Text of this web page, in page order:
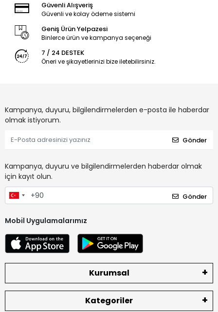
Güvenli Alışveriş
Güvenli ve kolay ödeme sistemi
Geniş Ürün Yelpazesi
Binlerce ürün ve kampanya seçeneği
7 / 24 DESTEK
Öneri ve şikayetlerinizi bize iletebilirsiniz.
Kampanya, duyuru, bilgilendirmelerden e-posta ile haberdar
olmak istiyorum.
Gönder
Kampanya, duyuru ve bilgilendirmelerden haberdar olmak
için kayıt olun.
Gönder
Mobil Uygulamalarımız
Kurumsal
Kategoriler